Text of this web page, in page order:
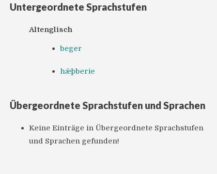
Untergeordnete Sprachstufen
Altenglisch
beger
hǣþberie
Übergeordnete Sprachstufen und Sprachen
Keine Einträge in Übergeordnete Sprachstufen
und Sprachen gefunden!